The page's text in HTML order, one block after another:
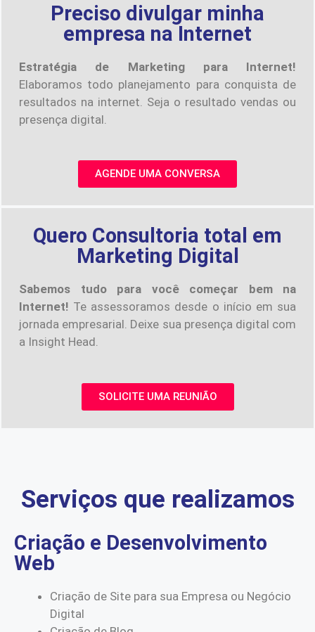
Preciso divulgar minha
empresa na Internet
Estratégia de Marketing para Internet!
Elaboramos todo planejamento para conquista de
resultados na internet. Seja o resultado vendas ou
presença digital.
AGENDE UMA CONVERSA
Quero Consultoria total em
Marketing Digital
Sabemos tudo para você começar bem na
Internet! Te assessoramos desde o início em sua
jornada empresarial. Deixe sua presença digital com
a Insight Head.
SOLICITE UMA REUNIÃO
Serviços que realizamos
Criação e Desenvolvimento
Web
Criação de Site para sua Empresa ou Negócio
Digital